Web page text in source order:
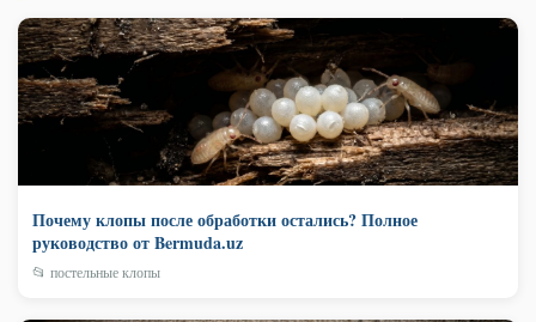
Почему клопы после обработки остались? Полное
руководство от Bermuda.uz
📂 постельные клопы